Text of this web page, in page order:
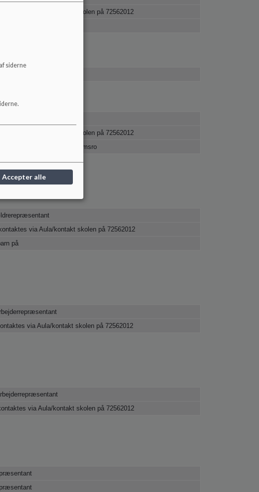
via Aula/kontakt skolen på 72562012
via Aula/kontakt skolen på 72562012
på Benediktevej og Vilhemsro
via Aula/kontakt skolen på 72562012
på
via Aula/kontakt skolen på 72562012
via Aula/kontakt skolen på 72562012
siderne
Accepter alle